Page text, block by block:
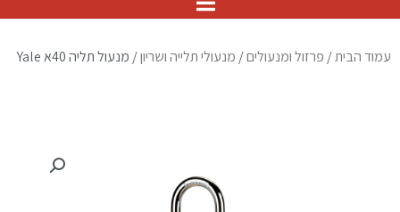
עמוד הבית/ פרזול ומנעולים/ מנעולי תלייה ושריון/ מנעול תליה 40א Yale